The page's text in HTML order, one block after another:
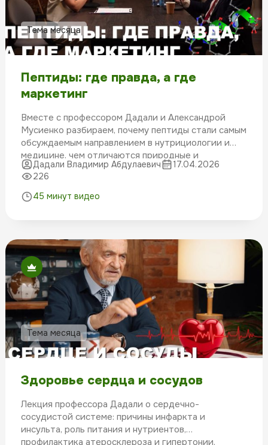
Тема месяца
Пептиды: где правда, а где
маркетинг
Вместе с профессором Дадали и Александрой
Мусиенко разбираем, почему пептиды стали самым
обсуждаемым направлением в нутрициологии и
медицине, чем отличаются природные и
синтетические молекулы, и почему трансфер-
факторы занимают особое место в
иммунореабилитации.
Дадали Владимир Абдулаевич
17.04.2026
226
45 минут видео
Тема месяца
Здоровье сердца и сосудов
Лекция профессора Дадали о сердечно-
сосудистой системе: причины инфаркта и
инсульта, роль питания и нутриентов,
профилактика атеросклероза и гипертонии.